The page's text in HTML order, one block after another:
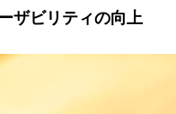
ザビリティの向上